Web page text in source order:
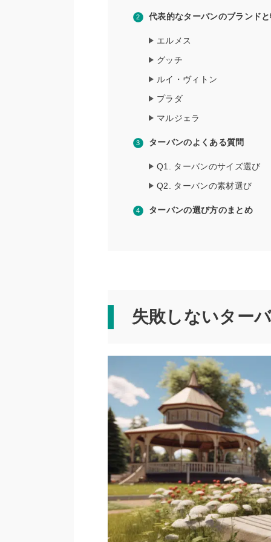
代表的なターバンのブランド
エルメス
グッチ
ルイ・ヴィトン
プラダ
マルジェラ
ターバンのよくある質問
Q1. ターバンのサイズ選び
Q2. ターバンの素材選び
ターバンの選び方のまとめ
失敗しないター